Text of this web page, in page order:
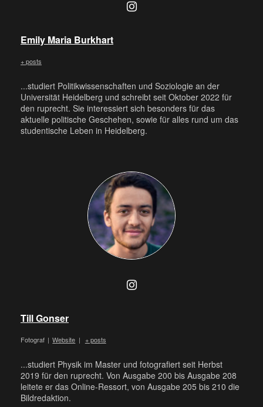
Emily Maria Burkhart
+ posts
...studiert Politikwissenschaften und Soziologie an der
Universität Heidelberg und schreibt seit Oktober 2022 für
den ruprecht. Sie interessiert sich besonders für das
aktuelle politische Geschehen, sowie für alles rund um das
studentische Leben in Heidelberg.
Till Gonser
Fotograf | Website | + posts
...studiert Physik im Master und fotografiert seit Herbst
2019 für den ruprecht. Von Ausgabe 200 bis Ausgabe 208
leitete er das Online-Ressort, von Ausgabe 205 bis 210 die
Bildredaktion.